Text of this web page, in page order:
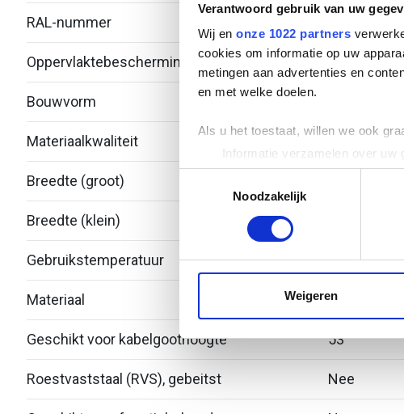
Verantwoord gebruik van uw
Wij en onze 1022 partners
cookies om informatie op uw
metingen aan advertenties en
en met welke doelen.
Als u het toestaat, willen we ook
Informatie verzamelen over
Uw apparaat identificeren door
Lees meer over hoe uw
toestemming op elk moment
websiteverkeer te analyseren. Ook
media, adverteren en analyse.
Noodzakelijk
Weigeren
RAL-nummer
Oppervlaktebescherming Overig
Bouwvorm
Materiaalkwaliteit
Breedte (groot)
Breedte (klein)
Gebruikstemperatuur -20 - 120
Materiaal
Geschikt voor kabelgoothoogte 53
Roestvaststaal (RVS), gebeitst Nee